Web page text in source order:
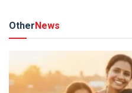
Other News